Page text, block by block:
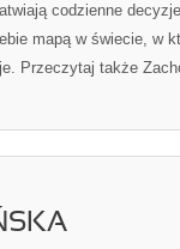
codzienne
mapą w świecie, w
Przeczytaj także